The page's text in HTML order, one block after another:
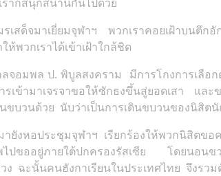
เสด็จมาเยี่ยมจุฬาฯ พวกเราคอยเฝ้าบนตึ
พวกเราได้เข้าเฝ้าใกล้ชิด
จอมพล ป. พิบูลสงคราม มีการโกงการเลื
ข้ามาเจรจาขอให้ซักธงขึ้นสู่ยอดเสา และ
ขบวนด้วย นับว่าเป็นการเดินขบวนของนิสิตนั
ยังหอประชุมจุฬาฯ เรียกร้องให้พวกนิสิตข
ไปขออยู่ภายใต้ปกครองรัสเซีย โดยนอน
ฉะนั้นคนฮังกาเรียนในประเทศไทย จึงร